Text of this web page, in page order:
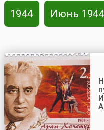
1944 Июнь 1944